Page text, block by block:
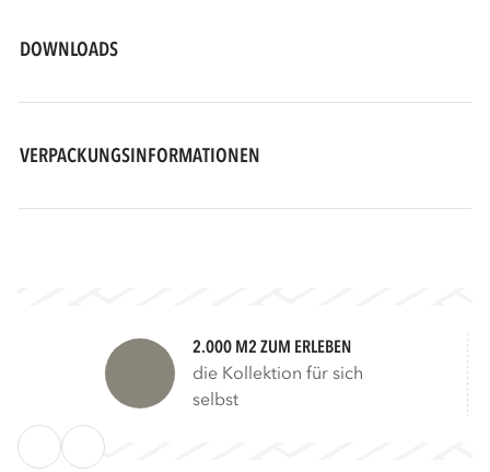
DOWNLOADS
VERPACKUNGSINFORMATIONEN
2.000 M2 ZUM ERLEBEN
die Kollektion für sich
selbst